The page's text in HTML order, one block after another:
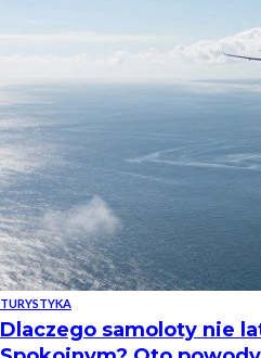
TURYSTYKA
Dlaczego samoloty nie